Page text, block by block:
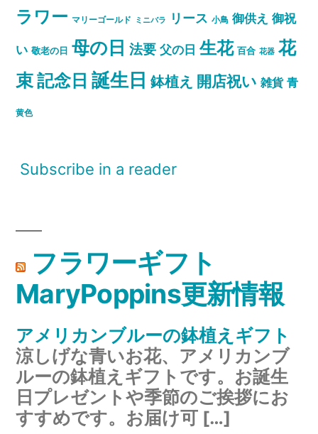
ラワー マリーゴールド ミニバラ リース 小鳥 御供え 御祝
い 敬老の日 母の日 法要 父の日 生花 百合 花器 花
束記念日 誕生日 鉢植え 開店祝い 雑貨 青
黄色
Subscribe in a reader
フラワーギフト
MaryPoppins更新情報
アメリカンブルーの鉢植えギフト
涼しげな青いお花、アメリカンブ
ルーの鉢植えギフトです。お誕生
日プレゼントや季節のご挨拶にお
すすめです。お届け可 […]